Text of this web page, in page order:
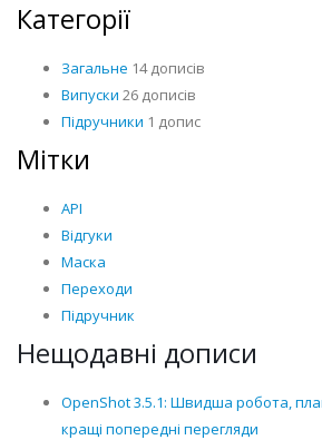
Категорії
Загальне 14 дописів
Випуски 26 дописів
Підручники 1 допис
Мітки
API
Відгуки
Маска
Переходи
Підручник
Нещодавні дописи
OpenShot 3.5.1: Швидша робота,
кращі попередні перегляди